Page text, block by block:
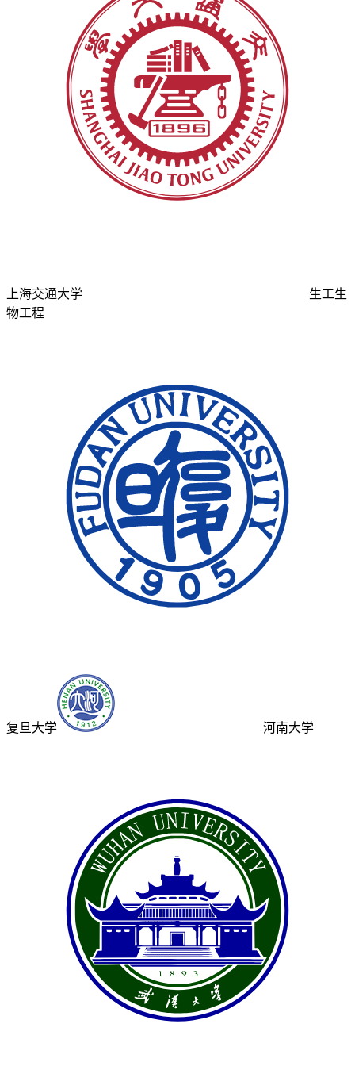
上海交通大学
生工生
物工程
复旦大学 河南大学